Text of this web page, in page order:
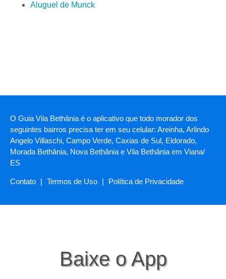
Aluguel de Munck
O Guia Vila Bethânia é o aplicativo que todo morador dos
seguintes bairros precisa ter em seu celular: Areinha, Arlindo
Angelo Villaschi, Campo Verde, Caxias de Sul, Eldorado,
Morada Bethânia, Nova Bethânia e Vila Bethânia em Viana/
ES
Contato | Termos de Uso | Política de Privacidade
Baixe o App